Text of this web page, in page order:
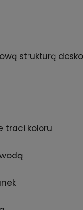
strukturą
traci koloru